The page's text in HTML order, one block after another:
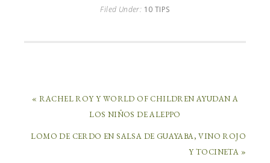
Filed Under: 10 TIPS
« RACHEL ROY Y WORLD OF CHILDREN AYUDAN A
LOS NIÑOS DE ALEPPO
LOMO DE CERDO EN SALSA DE GUAYABA, VINO ROJO
Y TOCINETA »